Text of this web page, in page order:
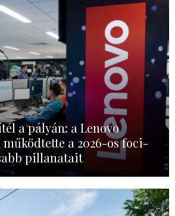
a pályán: a Lenovo
a 2026-os foci-
pillanatait